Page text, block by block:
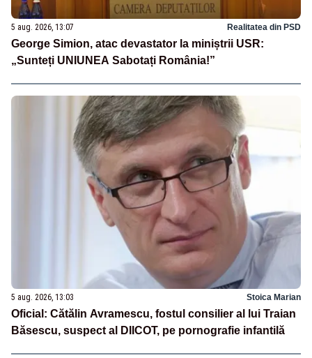
5 aug. 2026, 13:07 Realitatea din PSD
George Simion, atac devastator la miniștrii USR:
„Sunteți UNIUNEA Sabotați România!”
5 aug. 2026, 13:03 Stoica Marian
Oficial: Cătălin Avramescu, fostul consilier al lui Traian
Băsescu, suspect al DIICOT, pe pornografie infantilă